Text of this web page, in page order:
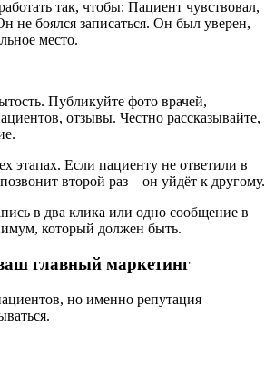
так, чтобы: Пациент чувствовал,
не боялся записаться. Он был уверен,
место.
Публикуйте фото врачей,
отзывы. Честно рассказывайте,
этапах. Если пациенту не ответили в
второй раз – он уйдёт к другому.
в два клика или одно сообщение в
который должен быть.
главный маркетинг
но именно репутация